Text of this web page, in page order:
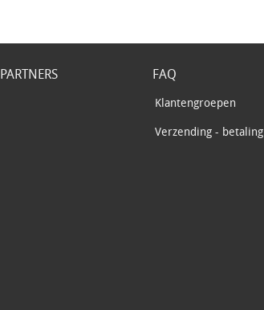
PARTNERS FAQ
Klantengroepen
Verzending - betaling